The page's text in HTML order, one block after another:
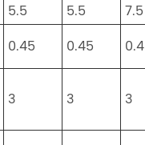
5.5 5.5
7.5
0.45 0.45
3 3 3